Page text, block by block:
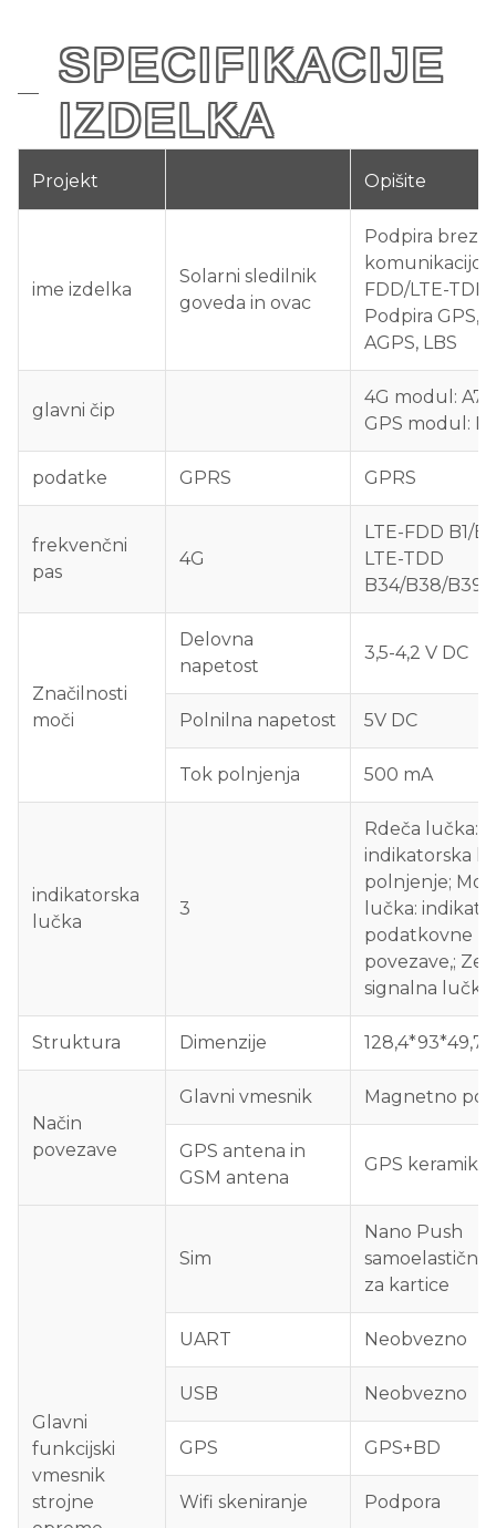
SPECIFIKACIJE
IZDELKA
Projekt Opišite
ime izdelka
Solarni sledilnik
goveda in ovac
Podpira
komunikacijo
FDD/LTE-TDD,
Podpira GPS,
AGPS, LBS
glavni čip
4G modul:
GPS modul:
podatke GPRS GPRS
frekvenčni
pas
4G
LTE-FDD B1/
LTE-TDD
B34/B38/B39/
Značilnosti
moči
Delovna
napetost
3,5-4,2 V DC
Polnilna napetost 5V DC
Tok polnjenja 500 mA
indikatorska
lučka
3
Rdeča lučka:
indikatorska
polnjenje;
lučka:
podatkovne
povezave,;
signalna lučka
Struktura Dimenzije 128,4*93*49,7
Način
povezave
Glavni vmesnik Magnetno
GPS antena in
GSM antena
GPS keramika
Glavni
funkcijski
vmesnik
strojne
Sim
Nano Push
samoelastično
za kartice
UART Neobvezno
USB Neobvezno
GPS GPS+BD
Wifi skeniranje Podpora